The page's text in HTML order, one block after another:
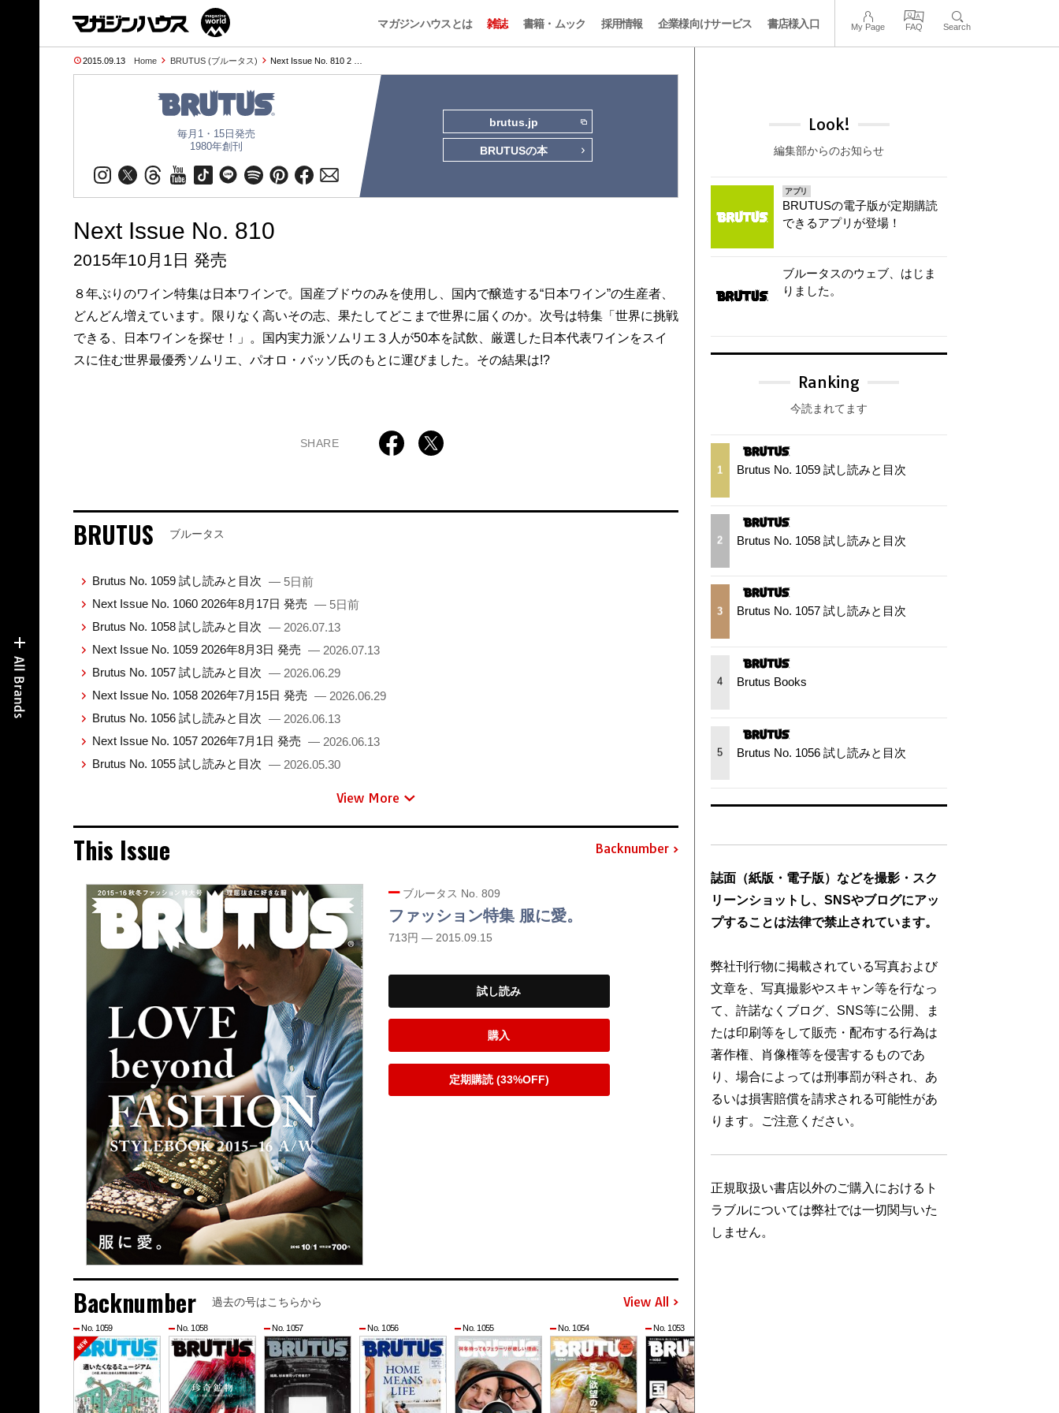
マガジンハウスとは 雑誌 書籍・ムック 採用情報 企業様向けサービス 書店様入口 My Page FAQ Search
2015.09.13 Home BRUTUS (ブルータス) Next Issue No. 810 2 …
毎月1・15日発売
1980年創刊
brutus.jp
BRUTUSの本
Next Issue No. 810
2015年10月1日 発売
８年ぶりのワイン特集は日本ワインで。国産ブドウのみを使用し、国内で醸造する“日本ワイン”の生産者、
どんどん増えています。限りなく高いその志、果たしてどこまで世界に届くのか。次号は特集「世界に挑戦
できる、日本ワインを探せ！」。国内実力派ソムリエ３人が50本を試飲、厳選した日本代表ワインをスイ
スに住む世界最優秀ソムリエ、パオロ・バッソ氏のもとに運びました。その結果は!?
SHARE
BRUTUS ブルータス
Brutus No. 1059 試し読みと目次 — 5日前
Next Issue No. 1060 2026年8月17日 発売 — 5日前
Brutus No. 1058 試し読みと目次 — 2026.07.13
Next Issue No. 1059 2026年8月3日 発売 — 2026.07.13
Brutus No. 1057 試し読みと目次 — 2026.06.29
Next Issue No. 1058 2026年7月15日 発売 — 2026.06.29
Brutus No. 1056 試し読みと目次 — 2026.06.13
Next Issue No. 1057 2026年7月1日 発売 — 2026.06.13
Brutus No. 1055 試し読みと目次 — 2026.05.30
View More
This Issue Backnumber
ブルータス No. 809
ファッション特集 服に愛。
713円 — 2015.09.15
試し読み
購入
定期購読 (33%OFF)
Backnumber 過去の号はこちらから View All
No. 1059 No. 1058 No. 1057 No. 1056 No. 1055 No. 1054 No. 1053
Look!
編集部からのお知らせ
アプリ
BRUTUSの電子版が定期購読
できるアプリが登場！
ブルータスのウェブ、はじま
りました。
Ranking
今読まれてます
1 Brutus No. 1059 試し読みと目次
2 Brutus No. 1058 試し読みと目次
3 Brutus No. 1057 試し読みと目次
4 Brutus Books
5 Brutus No. 1056 試し読みと目次
誌面（紙版・電子版）などを撮影・スク
リーンショットし、SNSやブログにアッ
プすることは法律で禁止されています。
弊社刊行物に掲載されている写真および
文章を、写真撮影やスキャン等を行なっ
て、許諾なくブログ、SNS等に公開、ま
たは印刷等をして販売・配布する行為は
著作権、肖像権等を侵害するものであ
り、場合によっては刑事罰が科され、あ
るいは損害賠償を請求される可能性があ
ります。ご注意ください。
正規取扱い書店以外のご購入におけるト
ラブルについては弊社では一切関与いた
しません。